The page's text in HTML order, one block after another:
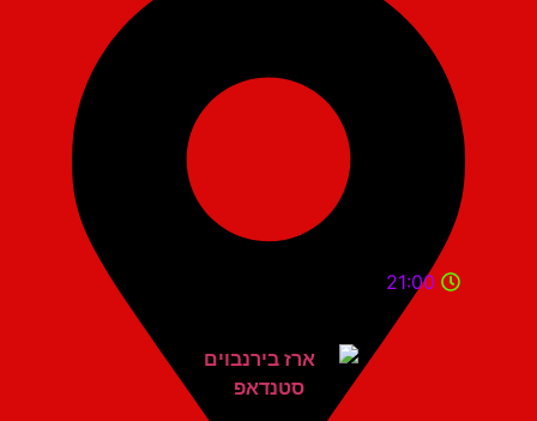
21:00